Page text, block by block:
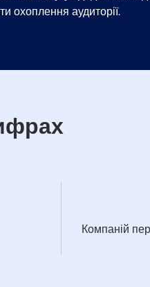
охоплення аудиторії.
Компаній